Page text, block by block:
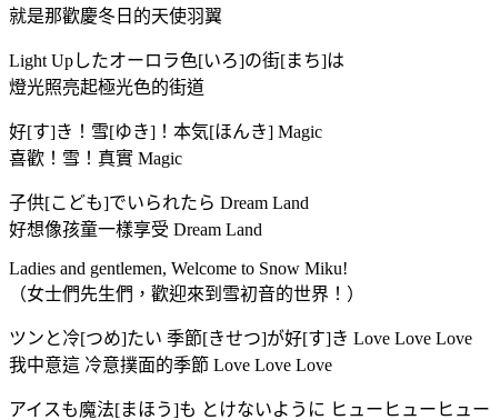
就是那歡慶冬日的天使羽翼
Light Upしたオーロラ色[いろ]の街[まち]は
燈光照亮起極光色的街道
好[す]き！雪[ゆき]！本気[ほんき] Magic
喜歡！雪！真實 Magic
子供[こども]でいられたら Dream Land
好想像孩童一樣享受 Dream Land
Ladies and gentlemen, Welcome to Snow Miku!
（女士們先生們，歡迎來到雪初音的世界！）
ツンと冷[つめ]たい 季節[きせつ]が好[す]き Love Love Love
我中意這 冷意撲面的季節 Love Love Love
アイスも魔法[まほう]も とけないように ヒューヒューヒュー